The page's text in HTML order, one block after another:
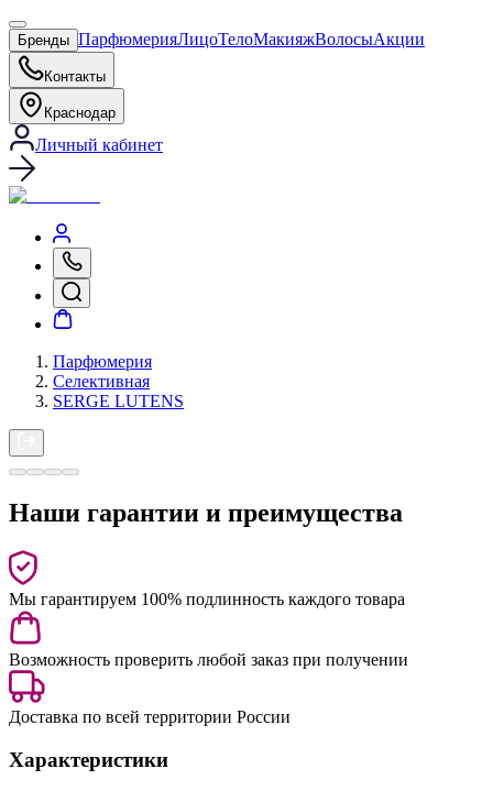
Бренды ПарфюмерияЛицоТелоМакияжВолосыАкции
Контакты
Краснодар
Личный кабинет
Парфюмерия
Селективная
SERGE LUTENS
Наши гарантии и преимущества
Мы гарантируем 100% подлинность каждого товара
Возможность проверить любой заказ при получении
Доставка по всей территории России
Характеристики